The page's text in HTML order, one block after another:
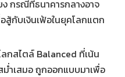
กรณีที่ธนาคารกลางอาจ
สู้กับเงินเฟ้อในยุคโลกแตก
กสไตล์ Balanced ที่เน้น
ม่ำเสมอ ถูกออกแบบมาเพื่อ